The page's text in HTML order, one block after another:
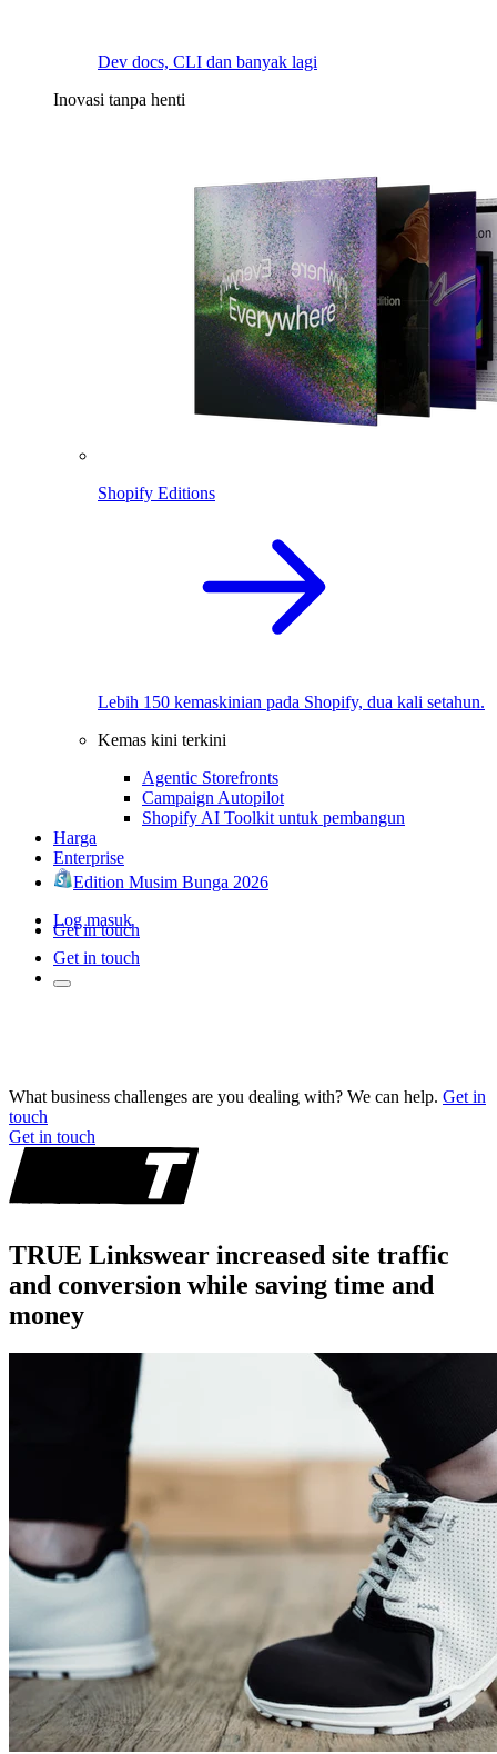
Dev docs, CLI dan banyak lagi
Inovasi tanpa henti
Shopify Editions
Lebih 150 kemaskinian pada Shopify, dua kali setahun.
Kemas kini terkini
Agentic Storefronts
Campaign Autopilot
Shopify AI Toolkit untuk pembangun
Harga
Enterprise
Edition Musim Bunga 2026
Log masuk
Get in touch
Get in touch
What business challenges are you dealing with? We can help. Get in
touch
Get in touch
TRUE Linkswear increased site traffic
and conversion while saving time and
money